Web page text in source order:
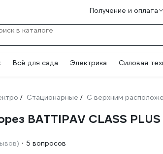
Получение и оплата
Всё для сада Электрика Силовая
/ Стационарные / С верхним
BATTIPAV CLASS
5 вопросов